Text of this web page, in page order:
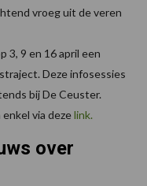
vroeg uit de veren
3, 9 en 16 april een
Deze infosessies
bij De Ceuster.
via dezelink.
over